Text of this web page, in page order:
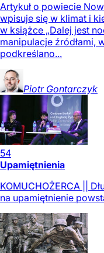
Artykuł o powiecie
wpisuje się w klimat i
w książce „Dalej jest
manipulacje źródłami,
podkreślano...
Piotr Gontarczyk
54
Upamiętnienia
KOMUCHOŻERCA ||
na upamiętnienie